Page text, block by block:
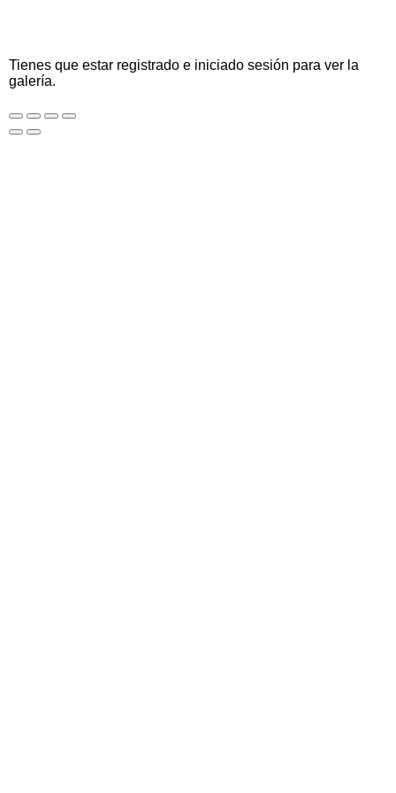
Tienes que estar registrado e iniciado sesión para ver la
galería.